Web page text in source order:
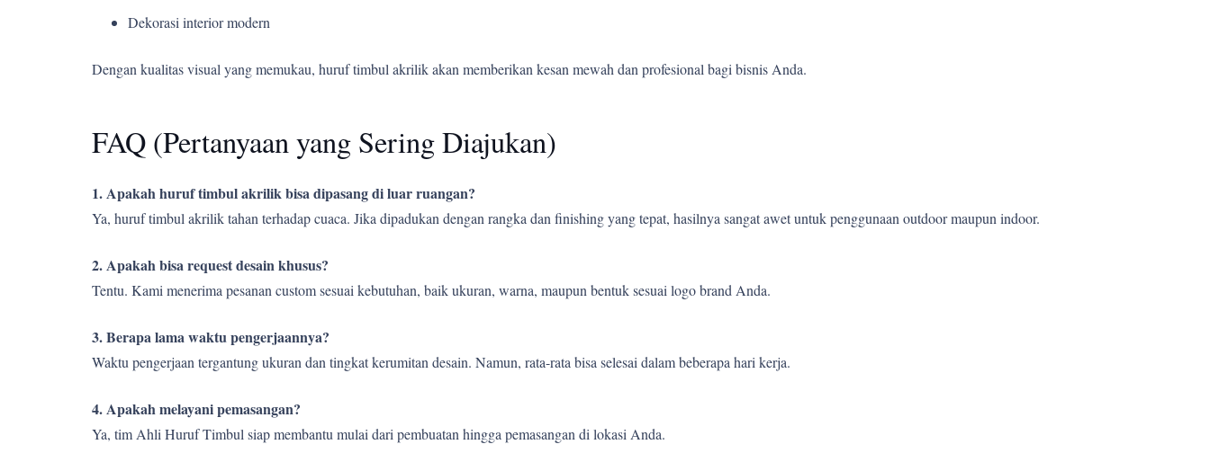
Dekorasi interior modern
Dengan kualitas visual yang memukau, huruf timbul akrilik akan memberikan kesan mewah dan profesional bagi bisnis Anda.
FAQ (Pertanyaan yang Sering Diajukan)
1. Apakah huruf timbul akrilik bisa dipasang di luar ruangan?
Ya, huruf timbul akrilik tahan terhadap cuaca. Jika dipadukan dengan rangka dan finishing yang tepat, hasilnya sangat awet untuk penggunaan outdoor maupun indoor.
2. Apakah bisa request desain khusus?
Tentu. Kami menerima pesanan custom sesuai kebutuhan, baik ukuran, warna, maupun bentuk sesuai logo brand Anda.
3. Berapa lama waktu pengerjaannya?
Waktu pengerjaan tergantung ukuran dan tingkat kerumitan desain. Namun, rata-rata bisa selesai dalam beberapa hari kerja.
4. Apakah melayani pemasangan?
Ya, tim Ahli Huruf Timbul siap membantu mulai dari pembuatan hingga pemasangan di lokasi Anda.